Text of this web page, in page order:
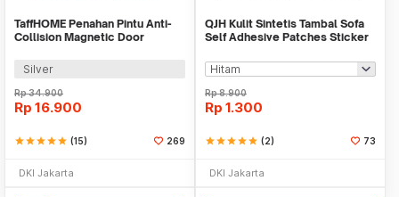
TaffHOME Penahan Pintu Anti-
Collision Magnetic Door
Silver
Rp34.900
Rp 16.900
starstarstarstarstar (15) 269
DKI Jakarta
QJH Kulit Sintetis Tambal Sofa
Self Adhesive Patches Sticker
Rp8.900
Rp 1.300
starstarstarstarstar (2) 73
DKI Jakarta